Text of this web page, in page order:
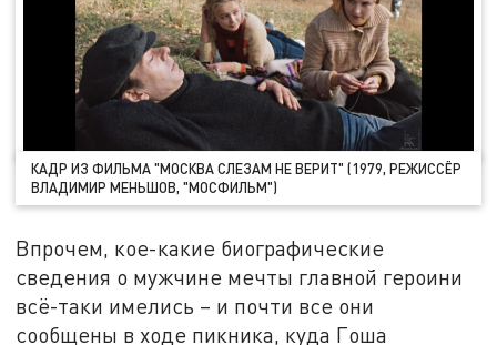
КАДР ИЗ ФИЛЬМА "МОСКВА СЛЕЗАМ НЕ ВЕРИТ" (1979, РЕЖИССЁР
ВЛАДИМИР МЕНЬШОВ, "МОСФИЛЬМ")
Впрочем, кое-какие биографические
сведения о мужчине мечты главной героини
всё-таки имелись – и почти все они
сообщены в ходе пикника, куда Гоша